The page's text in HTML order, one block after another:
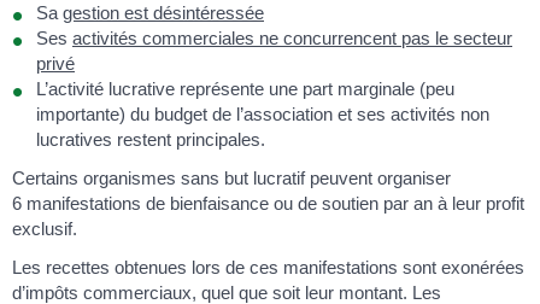
Sa gestion est désintéressée
Ses activités commerciales ne concurrencent pas le secteur
privé
L’activité lucrative représente une part marginale (peu
importante) du budget de l’association et ses activités non
lucratives restent principales.
Certains organismes sans but lucratif peuvent organiser
6 manifestations de bienfaisance ou de soutien par an à leur profit
exclusif.
Les recettes obtenues lors de ces manifestations sont exonérées
d’impôts commerciaux, quel que soit leur montant. Les